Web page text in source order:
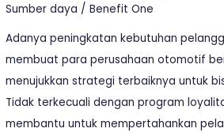
Sumber daya /Benefit One
Adanya peningkatan kebutuhan
membuat para perusahaan otomotif
menujukkan strategi terbaiknya untuk
Tidak terkecuali dengan program
membantu untuk mempertahankan